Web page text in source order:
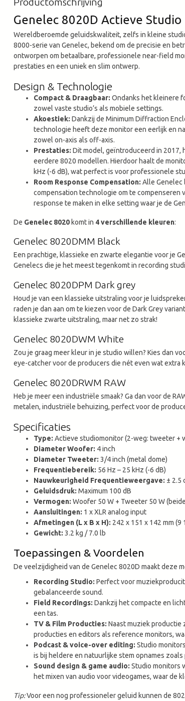
Genelec 8020D Actieve
Wereldberoemde geluidskwaliteit, zelfs in kleine
8000-serie van Genelec, bekend om de precisie en
ontworpen om betaalbare, professionele near-field
prestaties en een uniek en slim ontwerp.
Design & Technologie
Compact & Draagbaar: Ondanks het kleinere
zowel vaste studio’s als mobiele settings.
Akoestiek: Dankzij de Minimum Diffraction
technologie heeft deze monitor een eerlijk en
zowel on-axis als off-axis.
Prestaties: Dit model, geïntroduceerd in 2017,
eerdere 8020 modellen. Hierdoor haalt de
kHz (-6 dB), wat perfect is voor professionele
Room Response Compensation: Alle Genelec
compensation technologie om te compenseren
response te maken in elke setting waar je de
De Genelec 8020 komt in 4 verschillende kleuren:
Genelec 8020DMM Black
Een prachtige, klassieke en zwarte elegantie voor je
Genelecs die je het meest tegenkomt in recording
Genelec 8020DPM Dark grey
Houd je van een klassieke uitstraling voor je
raden je dan aan om te kiezen voor de Dark Grey
klassieke zwarte uitstraling, maar net zo strak!
Genelec 8020DWM White
Zou je graag meer kleur in je studio willen? Kies dan
eye-catcher voor de producers die nét even wat extra
Genelec 8020DRWM RAW
Heb je meer een industriële smaak? Ga dan voor de
metalen, industriële behuizing, perfect voor de
Specificaties
Type: Actieve studiomonitor (2-weg: tweeter +
Diameter Woofer: 4 inch
Diameter Tweeter: 3/4 inch (metal dome)
Frequentiebereik: 56 Hz – 25 kHz (-6 dB)
Nauwkeurigheid Frequentieweergave: ± 2.5
Geluidsdruk: Maximum 100 dB
Vermogen: Woofer 50 W + Tweeter 50 W
Aansluitingen: 1 x XLR analog input
Afmetingen (L x B x H): 242 x 151 x 142 mm
Gewicht: 3.2 kg / 7.0 lb
Toepassingen & Voordelen
De veelzijdigheid van de Genelec 8020D maakt deze
Recording Studio: Perfect voor
gebalanceerde sound.
Field Recordings: Dankzij het compacte en
een tas.
TV & Film Producties: Naast muziek productie
producties en editors als reference monitors,
Podcast & voice-over editing: Studio
is bij heldere en natuurlijke stem opnames
Sound design & game audio: Studio monitors
het mixen van audio voor videogames, waar de
Tip:Voor een nog professioneler geluid kunnen de